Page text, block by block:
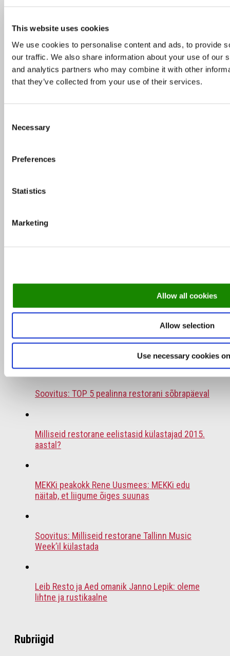
This website uses cookies
We use cookies to personalise content and ads, to provide
our traffic. We also share information about your use of our
and analytics partners who may combine it with other
that they’ve collected from your use of their services.
Selection
Necessary
Preferences
Statistics
Marketing
Allow all cookies
Allow selection
Use necessary cookies
2016. aasta populaarseimad Tallinna restoranid
12. jaanuar 2017
Popular Posts
Poolaasta TOP 10: Need restoranid osutusid
Soovitus: 6 restorani, kus väljaspool Tallinna
Tallinna väliterrassid – vaata, kus väljas
Soovitus: TOP 5 pealinna restorani sõbrapäeval
Milliseid restorane eelistasid külastajad 2015.
aastal?
MEKKi peakokk Rene Uusmees: MEKKi edu
näitab, et liigume õiges suunas
Soovitus: Milliseid restorane Tallinn Music
Week’il külastada
Leib Resto ja Aed omanik Janno Lepik: oleme
lihtne ja rustikaalne
Rubriigid